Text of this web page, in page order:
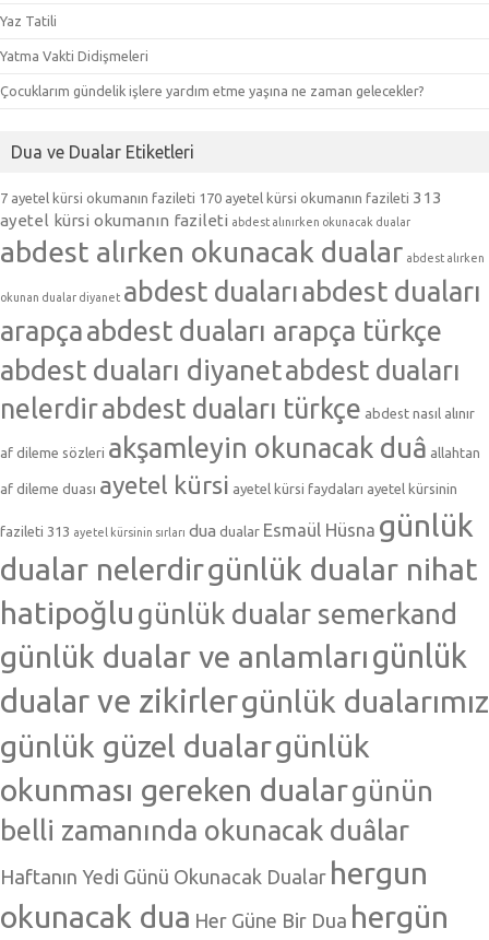
Yaz Tatili
Yatma Vakti Didişmeleri
Çocuklarım gündelik işlere yardım etme yaşına ne zaman gelecekler?
Dua ve Dualar Etiketleri
7 ayetel kürsi okumanın fazileti 170 ayetel kürsi okumanın fazileti 313
ayetel kürsi okumanın fazileti abdest alınırken okunacak dualar
abdest alırken okunacak dualar abdest alırken
okunan dualar diyanet abdest dualarıabdest duaları
arapçaabdest duaları arapça türkçe
abdest duaları diyanetabdest duaları
nelerdirabdest duaları türkçe abdest nasıl alınır
af dileme sözleri akşamleyin okunacak duâ allahtan
af dileme duası ayetel kürsi ayetel kürsi faydaları ayetel kürsinin
fazileti 313 ayetel kürsinin sırları dua dualar Esmaül Hüsna günlük
dualar nelerdirgünlük dualar nihat
hatipoğlu günlük dualar semerkand
günlük dualar ve anlamlarıgünlük
dualar ve zikirlergünlük dualarımız
günlük güzel dualargünlük
okunması gereken dualargünün
belli zamanında okunacak duâlar
Haftanın Yedi Günü Okunacak Dualar hergun
okunacak dua Her Güne Bir Dua hergün